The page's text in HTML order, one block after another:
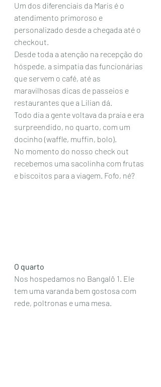
Um dos diferenciais da Maris é o
atendimento primoroso e
personalizado desde a chegada até o
checkout.
Desde toda a atenção na recepção do
hóspede, a simpatia das funcionárias
que servem o café, até as
maravilhosas dicas de passeios e
restaurantes que a Lilian dá.
Todo dia a gente voltava da praia e era
surpreendido, no quarto, com um
docinho (waffle, muffin, bolo).
No momento do nosso check out
recebemos uma sacolinha com frutas
e biscoitos para a viagem. Fofo, né?
O quarto
Nos hospedamos no Bangalô 1. Ele
tem uma varanda bem gostosa com
rede, poltronas e uma mesa.